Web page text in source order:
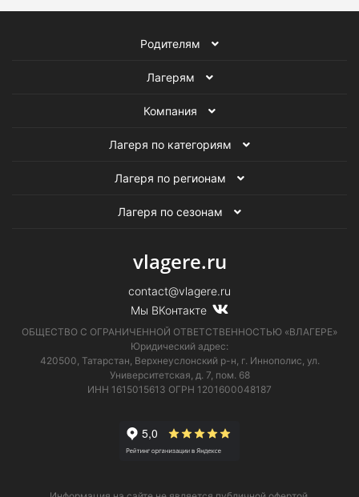
Тематические лагеря для детей
Родителям
Лагерям
Компания
Лагеря по категориям
Лагеря по регионам
Лагеря по сезонам
vlagere.ru
contact@vlagere.ru
Мы ВКонтакте
ОБЩЕСТВО С ОГРАНИЧЕННОЙ ОТВЕТСТВЕННОСТЬЮ «ВЛАГЕРЕ»
Юридический адрес:
420500, Татарстан, Верхнеуслонский р-н, г. Иннополис, ул.
Университетская, д. 7, пом. 68
ИНН 1615015613 ОГРН 1201600048187